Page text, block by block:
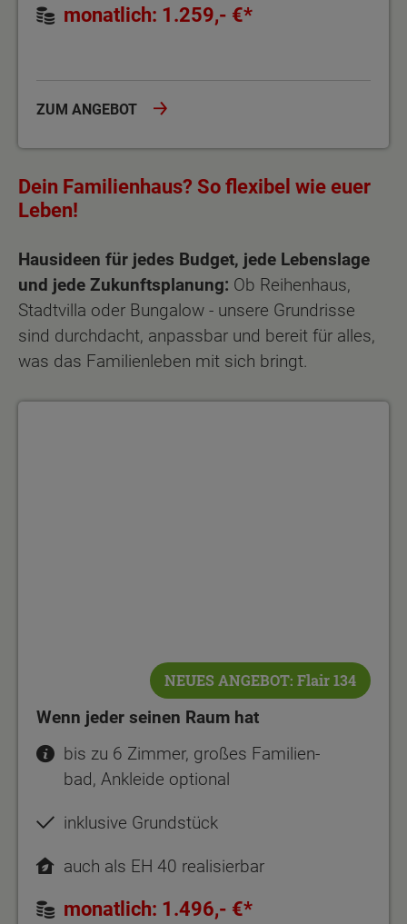
monatlich: 1.259,- €*
ZUM ANGEBOT
Dein Familienhaus? So flexibel wie euer
Leben!
Hausideen für jedes Budget, jede Lebenslage
und jede Zukunftsplanung: Ob Reihenhaus,
Stadtvilla oder Bungalow - unsere Grundrisse
sind durchdacht, anpassbar und bereit für alles,
was das Familienleben mit sich bringt.
NEUES ANGEBOT: Flair 134
Wenn jeder seinen Raum hat
bis zu 6 Zimmer, großes Familien-
bad, Ankleide optional
inklusive Grundstück
auch als EH 40 realisierbar
monatlich: 1.496,- €*